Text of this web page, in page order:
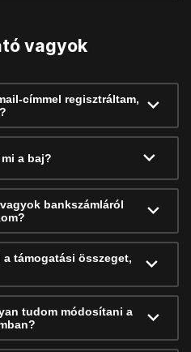
vagyok
címmel regisztráltam,
a baj?
bankszámláról
támogatási összeget,
tudom módosítani a